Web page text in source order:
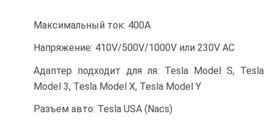
Максимальный ток: 400А
Напряжение: 410V/500V/1000V или 230V AC
Адаптер подходит для ля: Tesla Model S, Tesla
Model 3, Tesla Model X, Tesla Model Y
Разъем авто: Tesla USA (Nacs)